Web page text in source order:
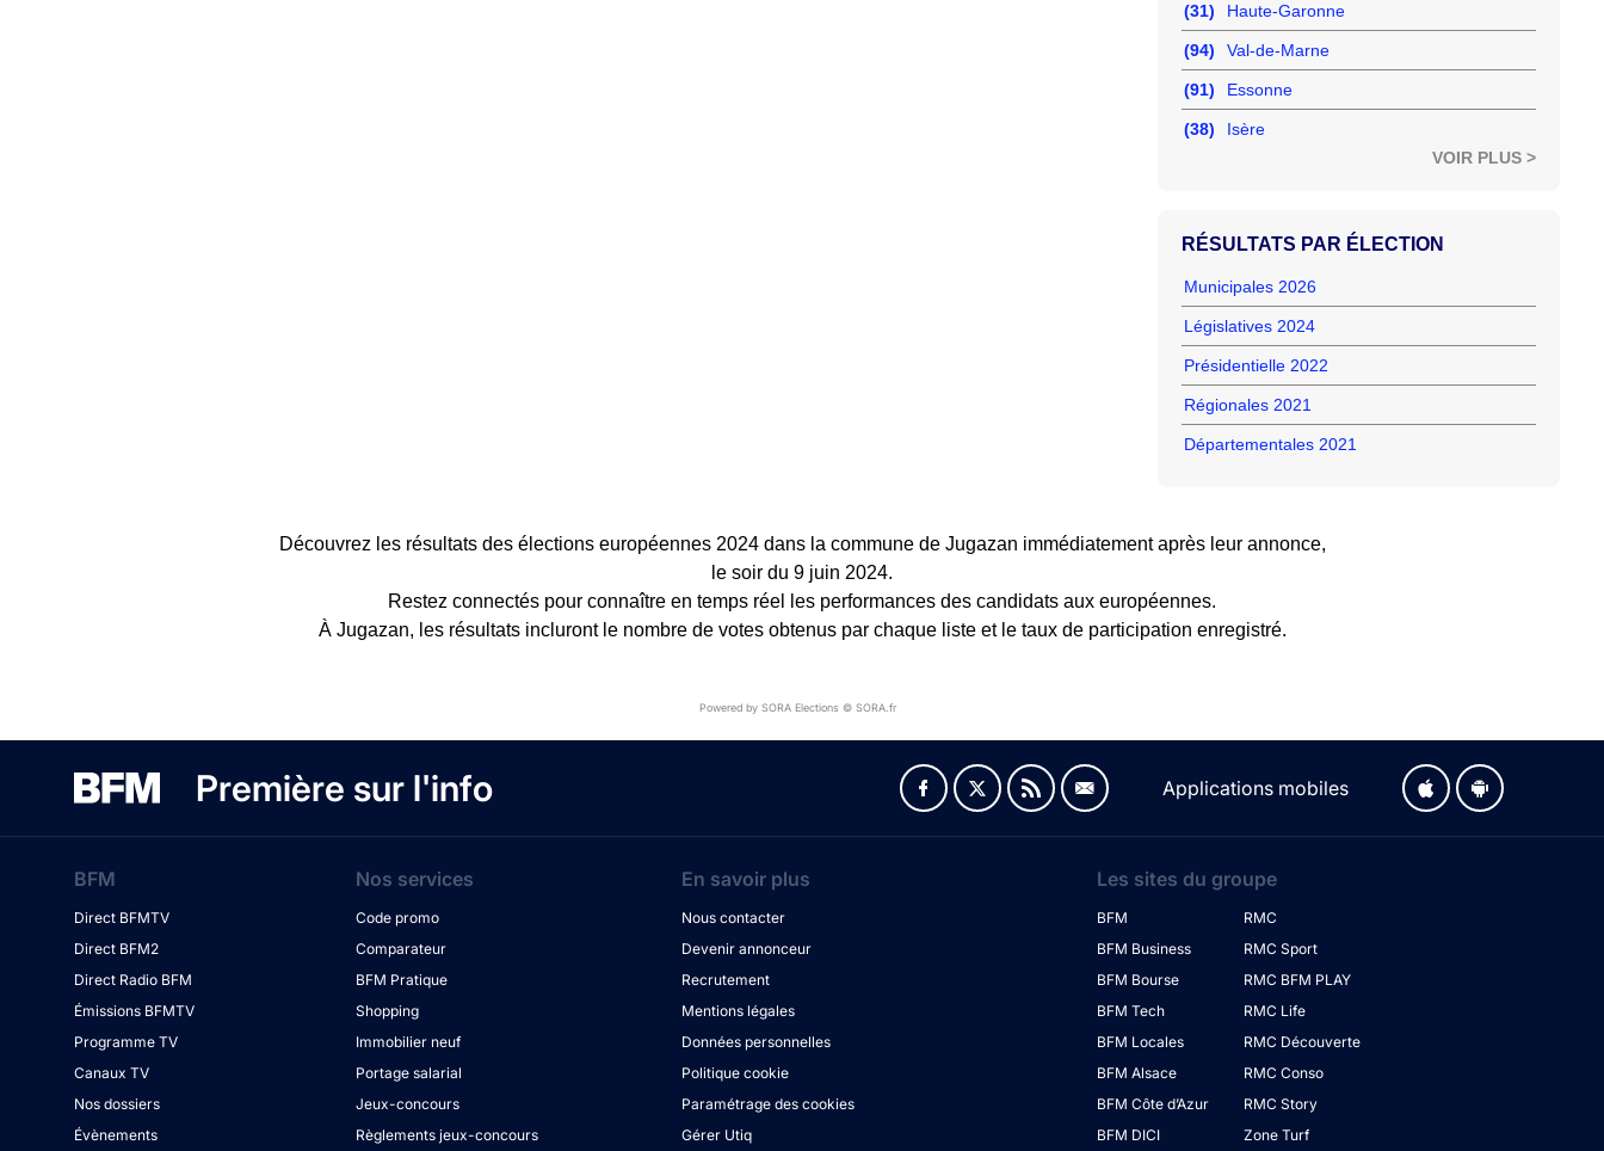
(31) Haute-Garonne
(94) Val-de-Marne
(91) Essonne
(38)
Isère
VOIR PLUS >
RÉSULTATS PAR ÉLECTION
Municipales 2026
Législatives 2024
Présidentielle 2022
Régionales 2021
Départementales 2021
Découvrez les résultats des élections européennes 2024 dans la commune de Jugazan immédiatement après leur annonce,
le soir du 9 juin 2024.
Restez connectés pour connaître en temps réel les performances des candidats aux européennes.
À Jugazan, les résultats incluront le nombre de votes obtenus par chaque liste et le taux de participation enregistré.
Powered by SORA Elections © SORA.fr
Première sur l'info Applications mobiles
BFM
Direct BFMTV
Direct BFM2
Direct Radio BFM
Émissions BFMTV
Programme TV
Canaux TV
Nos dossiers
Évènements
Nos services
Code promo
Comparateur
BFM Pratique
Shopping
Immobilier neuf
Portage salarial
Jeux-concours
Règlements jeux-concours
En savoir plus
Nous contacter
Devenir annonceur
Recrutement
Mentions légales
Données personnelles
Politique cookie
Paramétrage des cookies
Gérer Utiq
Les sites du groupe
BFM
BFM Business
BFM Bourse
BFM Tech
BFM Locales
BFM Alsace
BFM Côte d’Azur
BFM DICI
RMC
RMC Sport
RMC BFM PLAY
RMC Life
RMC Découverte
RMC Conso
RMC Story
Zone Turf